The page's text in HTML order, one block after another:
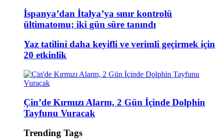
İspanya’dan İtalya’ya sınır kontrolü
ültimatomu; iki gün süre tanındı
Yaz tatilini daha keyifli ve verimli geçirmek için
20 etkinlik
Çin’de Kırmızı Alarm, 2 Gün İçinde Dolphin
Tayfunu Vuracak
Trending Tags